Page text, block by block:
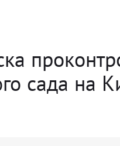
сада на